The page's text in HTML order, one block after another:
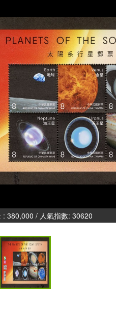
: 380,000 / 人氣指數: 30620